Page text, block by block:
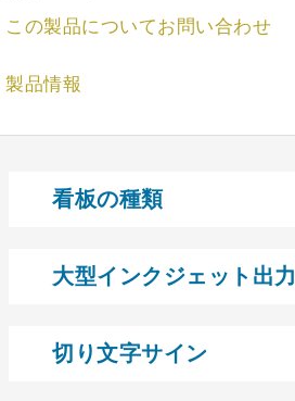
この製品についてお問い合わせ
製品情報
看板の種類
大型インクジェット出力
切り文字サイン